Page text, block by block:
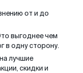
от и до
выгоднее чем
в одну сторону.
лучшие
скидки и